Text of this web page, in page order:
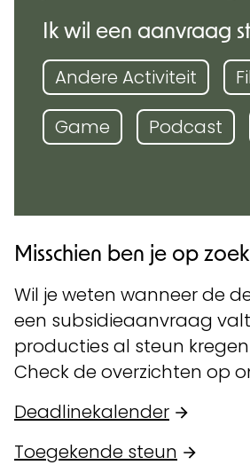
Ik wil een aanvraag
Andere Activiteit
Game
Podcast
Misschien ben je op
Wil je weten wanneer de
een subsidieaanvraag
producties al steun kregen
Check de overzichten op
Deadlinekalender
Toegekende steun